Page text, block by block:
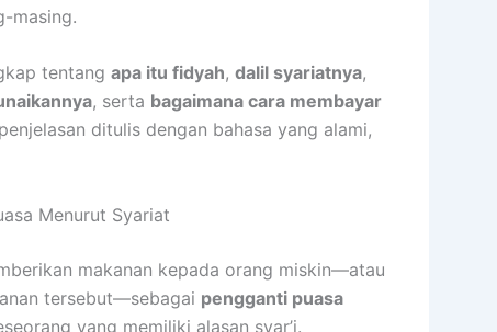
masing.
tentang apa itu fidyah, dalil syariatnya,
, serta bagaimana cara membayar
ditulis dengan bahasa yang alami,
Menurut Syariat
makanan kepada orang miskin—atau
tersebut—sebagai pengganti puasa
yang memiliki alasan syar’i.